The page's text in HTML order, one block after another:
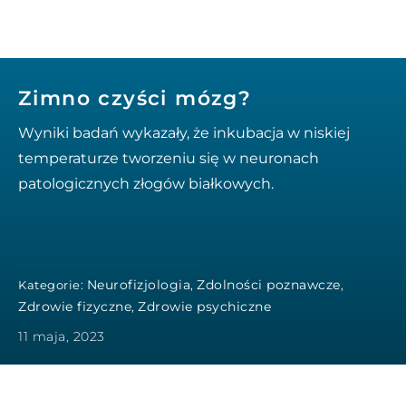
Zimno czyści mózg?
Wyniki badań wykazały, że inkubacja w niskiej
temperaturze tworzeniu się w neuronach
patologicznych złogów białkowych.
Kategorie: Neurofizjologia, Zdolności poznawcze,
Zdrowie fizyczne, Zdrowie psychiczne
11 maja, 2023